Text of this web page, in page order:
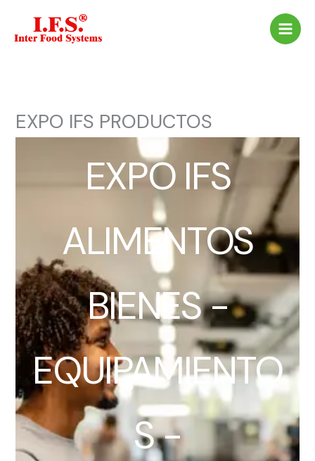
contenido
EXPO IFS PRODUCTOS
EXPO IFS
ALIMENTOS
BIENES -
EQUIPAMIENTO
S -